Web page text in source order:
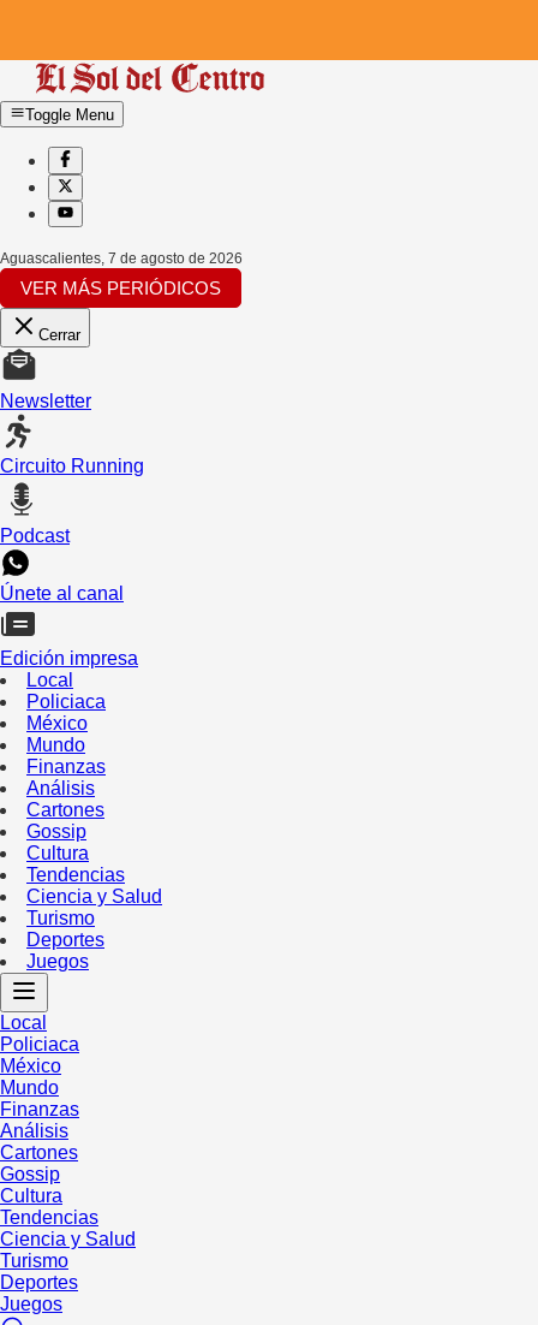
Toggle Menu
Aguascalientes, 7 de agosto de 2026
VER MÁS PERIÓDICOS
Cerrar
Newsletter
Circuito Running
Podcast
Únete al canal
Edición impresa
Local
Policiaca
México
Mundo
Finanzas
Análisis
Cartones
Gossip
Cultura
Tendencias
Ciencia y Salud
Turismo
Deportes
Juegos
Local
Policiaca
México
Mundo
Finanzas
Análisis
Cartones
Gossip
Cultura
Tendencias
Ciencia y Salud
Turismo
Deportes
Juegos